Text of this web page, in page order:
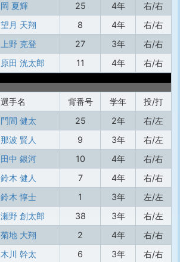
岡 夏輝 25 4年
右/右
望月 天翔 8 4年
右/右
上野 克登 27 3年
右/右
原田 洸太郎 11 4年
右/右
選手名 背番号 学年
投/打
門間 健太 25 2年
右/左
那波 賢人 9 3年
右/左
田中 銀河 10 4年
右/右
鈴木 健人 7 4年
右/右
鈴木 惇士 1 3年
左/左
瀬野 創太郎 38 3年
右/左
菊地 大翔 2 4年
右/右
木川 幹太 6 3年
右/右